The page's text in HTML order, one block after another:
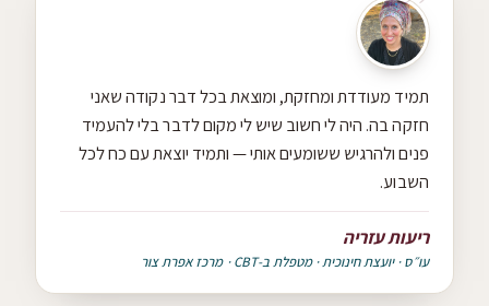
תמיד מעודדת ומחזקת, ומוצאת בכל דבר נקודה שאני
חזקה בה. היה לי חשוב שיש לי מקום לדבר בלי להעמיד
פנים ולהרגיש ששומעים אותי — ותמיד יוצאת עם כח לכל
השבוע.
ריעות עזריה
עו״ס · יועצת חינוכית · מטפלת ב-CBT · מרכז אפרת צור